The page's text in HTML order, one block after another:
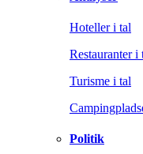
Hoteller i tal
Restauranter i
Turisme i tal
Politik